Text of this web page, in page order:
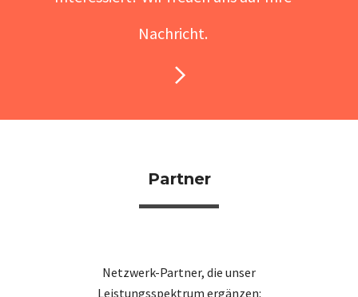
Nachricht.
Partner
Netzwerk-Partner, die unser
Leistungsspektrum ergänzen: